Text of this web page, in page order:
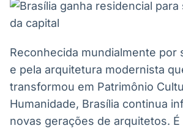
White
Soluções de Dados
e Conteúdos
OTC
Plataforma
Reconhecida mundialmente por
e pela arquitetura modernista
transformou em Patrimônio
Humanidade, Brasília continua
novas gerações de arquitetos.